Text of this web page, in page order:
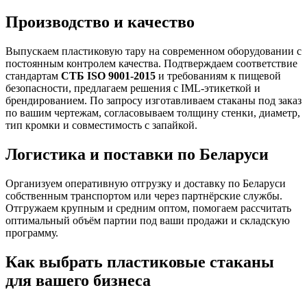
Производство и качество
Выпускаем пластиковую тару на современном оборудовании с
постоянным контролем качества. Подтверждаем соответствие
стандартам СТБ ISO 9001-2015 и требованиям к пищевой
безопасности, предлагаем решения с IML-этикеткой и
брендированием. По запросу изготавливаем стаканы под заказ
по вашим чертежам, согласовываем толщину стенки, диаметр,
тип кромки и совместимость с запайкой.
Логистика и поставки по Беларуси
Организуем оперативную отгрузку и доставку по Беларуси
собственным транспортом или через партнёрские службы.
Отгружаем крупным и средним оптом, помогаем рассчитать
оптимальный объём партии под ваши продажи и складскую
программу.
Как выбрать пластиковые стаканы
для вашего бизнеса